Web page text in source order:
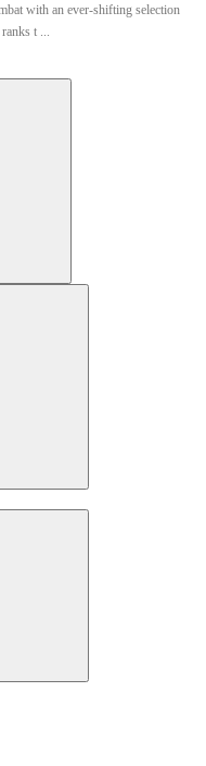
with an ever-shifting selection
t ...